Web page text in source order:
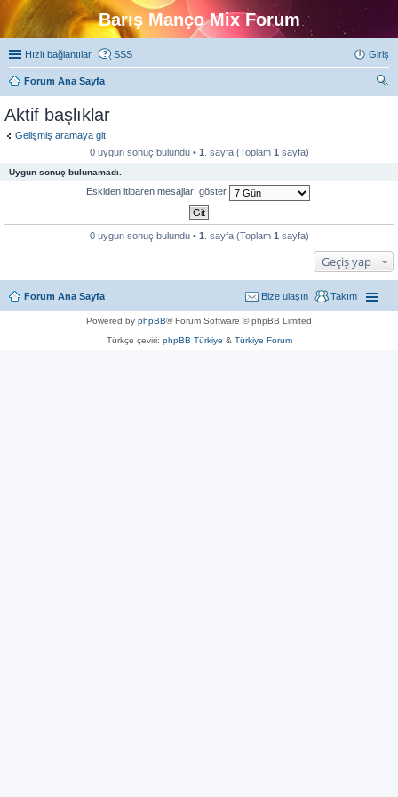
Barış Manço Mix Forum
Hızlı bağlantılar SSS Giriş
Forum Ana Sayfa
Aktif başlıklar
Gelişmiş aramaya git
0 uygun sonuç bulundu • 1 . sayfa (Toplam 1 sayfa)
Uygun sonuç bulunamadı.
Eskiden itibaren mesajları göster
0 uygun sonuç bulundu • 1 . sayfa (Toplam 1 sayfa)
Geçiş yap
Forum Ana Sayfa Takım
Bize ulaşın
Powered by phpBB® Forum Software © phpBB Limited
Türkçe çeviri: phpBB Türkiye & Türkiye Forum